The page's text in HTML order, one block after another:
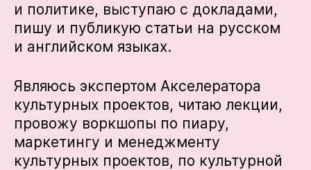
и политике, выступаю с докладами,
пишу и публикую статьи на русском
и английском языках.
Являюсь экспертом Акселератора
культурных проектов, читаю лекции,
провожу воркшопы по пиару,
маркетингу и менеджменту
культурных проектов, по культурной